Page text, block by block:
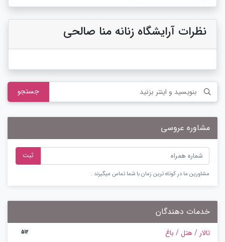
نظرات آرایشگاه زنانه منا صالحی
جستجو
مشاوره عروسی
ثبت
مشاورین ما در کوتاه ترین زمان با شما تماس میگیرند .
خدمات دهندگان
تالار / هتل / باغ 512